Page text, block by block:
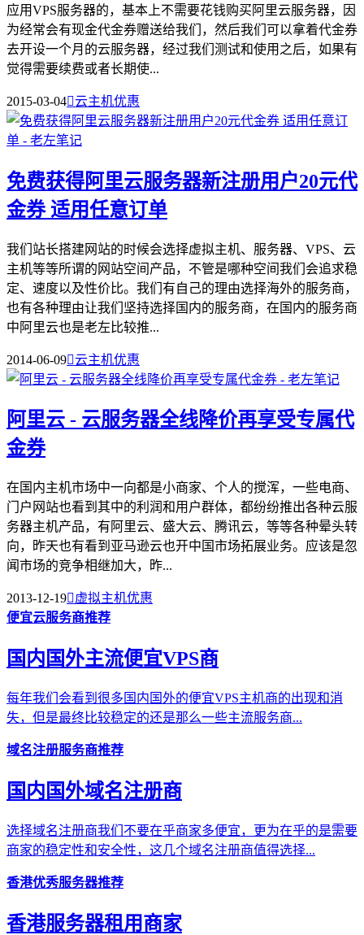
应用VPS服务器的，基本上不需要花钱购买阿里云服务器，因
为经常会有现金代金券赠送给我们，然后我们可以拿着代金券
去开设一个月的云服务器，经过我们测试和使用之后，如果有
觉得需要续费或者长期使...
2015-03-04云主机优惠
免费获得阿里云服务器新注册用户20元代
金券 适用任意订单
我们站长搭建网站的时候会选择虚拟主机、服务器、VPS、云
主机等等所谓的网站空间产品，不管是哪种空间我们会追求稳
定、速度以及性价比。我们有自己的理由选择海外的服务商，
也有各种理由让我们坚持选择国内的服务商，在国内的服务商
中阿里云也是老左比较推...
2014-06-09云主机优惠
阿里云 - 云服务器全线降价再享受专属代
金券
在国内主机市场中一向都是小商家、个人的搅浑，一些电商、
门户网站也看到其中的利润和用户群体，都纷纷推出各种云服
务器主机产品，有阿里云、盛大云、腾讯云，等等各种晕头转
向，昨天也有看到亚马逊云也开中国市场拓展业务。应该是忽
闻市场的竞争相继加大，昨...
2013-12-19虚拟主机优惠
便宜云服务商推荐
国内国外主流便宜VPS商
每年我们会看到很多国内国外的便宜VPS主机商的出现和消
失，但是最终比较稳定的还是那么一些主流服务商...
域名注册服务商推荐
国内国外域名注册商
选择域名注册商我们不要在乎商家多便宜，更为在乎的是需要
商家的稳定性和安全性，这几个域名注册商值得选择...
香港优秀服务器推荐
香港服务器租用商家